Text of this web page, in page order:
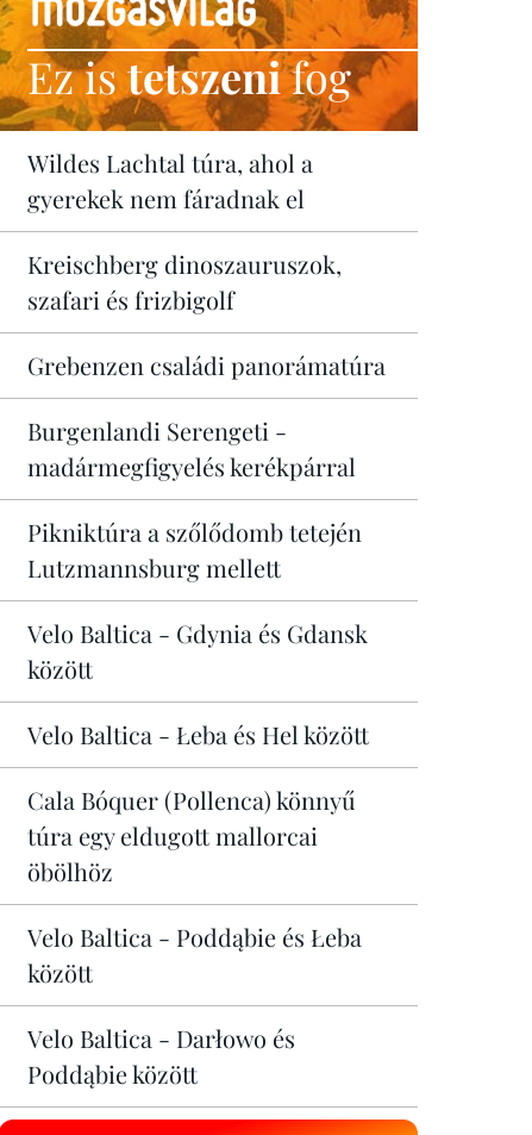
Ez istetszenifog
Wildes Lachtal túra, ahol a
gyerekek nem fáradnak el
Kreischberg dinoszauruszok,
szafari és frizbigolf
Grebenzen családi panorámatúra
Burgenlandi Serengeti -
madármegfigyelés kerékpárral
Pikniktúra a szőlődomb tetején
Lutzmannsburg mellett
Velo Baltica - Gdynia és Gdansk
között
Velo Baltica - Łeba és Hel között
Cala Bóquer (Pollenca) könnyű
túra egy eldugott mallorcai
öbölhöz
Velo Baltica - Poddąbie és Łeba
között
Velo Baltica - Darłowo és
Poddąbie között